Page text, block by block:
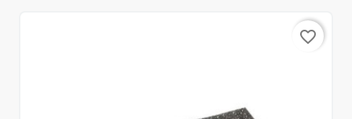
favorite_border